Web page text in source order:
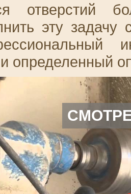
отверстий
эту задачу
определенный